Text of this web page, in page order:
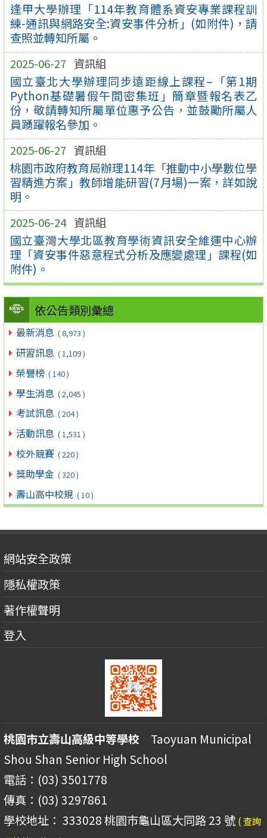
逢甲大學辦理「114年教育體系資安專業課程訓
練-通訊與網路安全:資安事件分析」(如附件)，請
查照並轉知所屬。
2025-06-27 資訊組
國立臺北大學辦理同步遠距線上課程–「第1期
Python基礎暑假午間密集班」簡章暨報名表乙
份，敬請轉知所屬單位惠予公告，並鼓勵所屬人
員踴躍報名參加。
2025-06-27 資訊組
桃園市政府教育局辦理114年「推動中小學數位學
習精進方案」教師增能研習(7月場)一案，詳如說
明。
2025-06-24 資訊組
國立臺灣大學北區教育學術資訊安全維運中心辦
理「資安事件惡意程式分析及應變處理」課程(如
附件)。
依公告類別彙總
最新消息 ( 8,973 )
研習訊息 ( 1,109 )
榮譽榜 ( 140 )
學生消息 ( 2,045 )
考試訊息 ( 204 )
活動訊息 ( 1,531 )
校外競賽 ( 220 )
獎助學金 ( 320 )
壽山高中校規 ( 10 )
網站安全政策
隱私權政策
著作權聲明
登入
桃園市立壽山高級中等學校 Taoyuan Municipal
Shou Shan Senior High School
電話：(03) 3501778
傳真：(03) 3297861
學校地址： 333028 桃園市龜山區大同路 23 號 ( 查詢